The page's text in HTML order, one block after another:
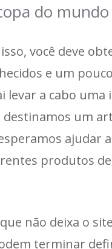
do mundo
você deve
e um
levar a cabo
um
ajudar
produtos
não deixa o
terminar